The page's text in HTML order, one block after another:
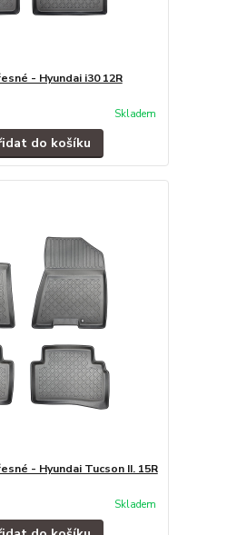
- Hyundai i30 12R
Skladem
do košíku
- Hyundai Tucson II. 15R
Skladem